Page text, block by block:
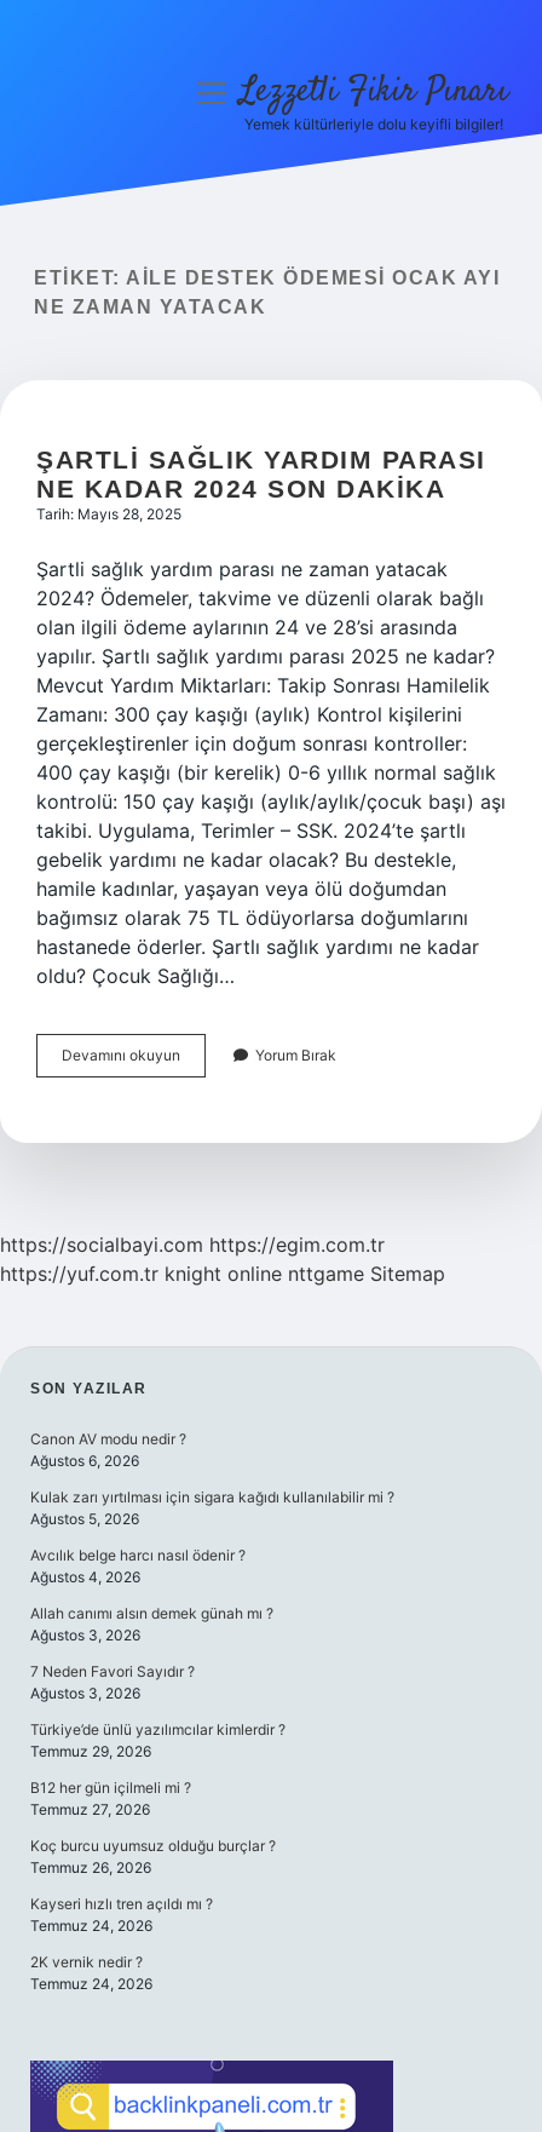
Yasal Uyarı
menüyüLezzetli Fikir Pınarı
Yemek kültürleriyle dolu keyifli bilgiler!
ETIKET: AILE DESTEK ÖDEMESI OCAK AYI
NE ZAMAN YATACAK
ŞARTLI SAĞLIK YARDIM PARASI
NE KADAR 2024 SON DAKIKA
Tarih: Mayıs 28, 2025
Şartli sağlık yardım parası ne zaman yatacak
2024? Ödemeler, takvime ve düzenli olarak bağlı
olan ilgili ödeme aylarının 24 ve 28’si arasında
yapılır. Şartlı sağlık yardımı parası 2025 ne kadar?
Mevcut Yardım Miktarları: Takip Sonrası Hamilelik
Zamanı: 300 çay kaşığı (aylık) Kontrol kişilerini
gerçekleştirenler için doğum sonrası kontroller:
400 çay kaşığı (bir kerelik) 0-6 yıllık normal sağlık
kontrolü: 150 çay kaşığı (aylık/aylık/çocuk başı) aşı
takibi. Uygulama, Terimler – SSK. 2024’te şartlı
gebelik yardımı ne kadar olacak? Bu destekle,
hamile kadınlar, yaşayan veya ölü doğumdan
bağımsız olarak 75 TL ödüyorlarsa doğumlarını
hastanede öderler. Şartlı sağlık yardımı ne kadar
oldu? Çocuk Sağlığı…
Devamını okuyun
Sağlık
Ne
Yorum Bırak
https://socialbayi.com https://egim.com.tr
https://yuf.com.tr knight online nttgame Sitemap
SIDEBAR
SON YAZILAR
Canon AV modu nedir ?
Ağustos 6, 2026
Kulak zarı yırtılması için sigara kağıdı kullanılabilir mi ?
Ağustos 5, 2026
Avcılık belge harcı nasıl ödenir ?
Ağustos 4, 2026
Allah canımı alsın demek günah mı ?
Ağustos 3, 2026
7 Neden Favori Sayıdır ?
Ağustos 3, 2026
Türkiye’de ünlü yazılımcılar kimlerdir ?
Temmuz 29, 2026
B12 her gün içilmeli mi ?
Temmuz 27, 2026
Koç burcu uyumsuz olduğu burçlar ?
Temmuz 26, 2026
Kayseri hızlı tren açıldı mı ?
Temmuz 24, 2026
2K vernik nedir ?
Temmuz 24, 2026